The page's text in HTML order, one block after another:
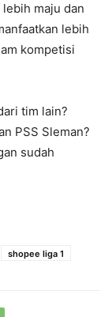
maju dan
lebih
kompetisi
tim lain?
PSS Sleman?
sudah
shopee liga 1